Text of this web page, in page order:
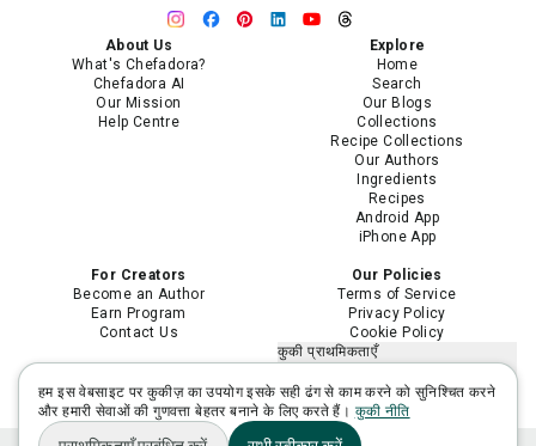
About Us
What's Chefadora?
Chefadora AI
Our Mission
Help Centre
Explore
Home
Search
Our Blogs
Collections
Recipe Collections
Our Authors
Ingredients
Recipes
Android App
iPhone App
For Creators
Become an Author
Earn Program
Contact Us
Our Policies
Terms of Service
Privacy Policy
Cookie Policy
कुकी प्राथमिकताएँ
मेरी संवेदनशील निजी जानकारी का उपयोग
सीमित करें
हम इस वेबसाइट पर कुकीज़ का उपयोग इसके सही ढंग से काम करने को सुनिश्चित करने
और हमारी सेवाओं की गुणवत्ता बेहतर बनाने के लिए करते हैं। कुकी नीति